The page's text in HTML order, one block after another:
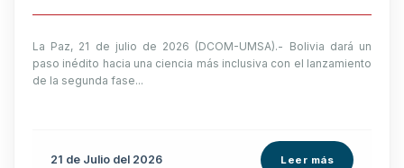
La Paz, 21 de julio de 2026 (DCOM-UMSA).- Bolivia dará un
paso inédito hacia una ciencia más inclusiva con el lanzamiento
de la segunda fase...
21 de Julio del 2026 Leer más